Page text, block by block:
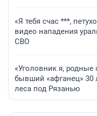
«Я тебя счас ***,
видео нападения
СВО
«Уголовник я,
бывший «афганец» 30
леса под Рязанью